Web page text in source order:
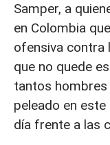
Samper, a
en Colombia
ofensiva contra
que no quede
tantos hombres
peleado en este
día frente a las